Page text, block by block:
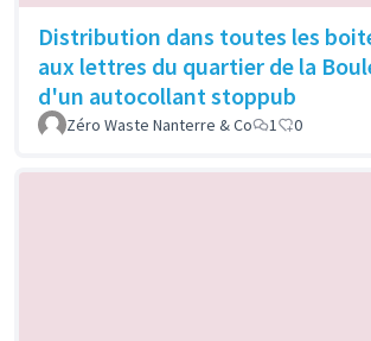
Distribution dans toutes les
aux lettres du quartier de la
d'un autocollant stoppub
Zéro Waste Nanterre & Co 1 0